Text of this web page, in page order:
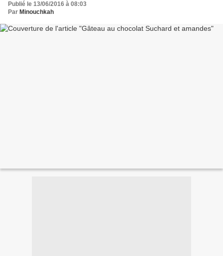
Publié le 13/06/2016 à 08:03
Par Minouchkah